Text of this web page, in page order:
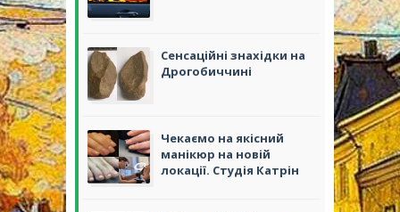
Сенсаційні знахідки на
Дрогобиччині
Чекаємо на якісний
манікюр на новій
локації. Студія Катрін